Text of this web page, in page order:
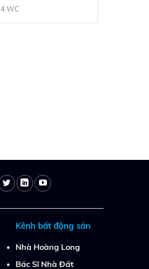
4 WC
Kênh bất động sản
Nhà Hoàng Long
Bác Sĩ Nhà Đất